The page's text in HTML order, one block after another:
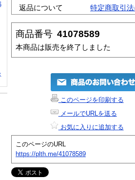
返品について
特定商取引
商品番号 41078589
本商品は販売を終了しました
このページを印刷する
メールでURLを送る
お気に入りに追加する
このページのURL
https://plth.me/41078589